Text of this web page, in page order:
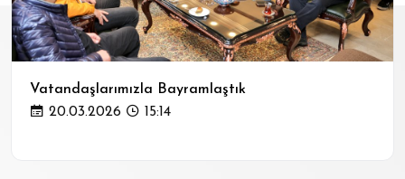
Vatandaşlarımızla Bayramlaştık
20.03.2026
15:14